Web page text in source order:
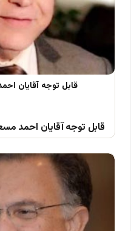
قابل توجه آقایان احمد